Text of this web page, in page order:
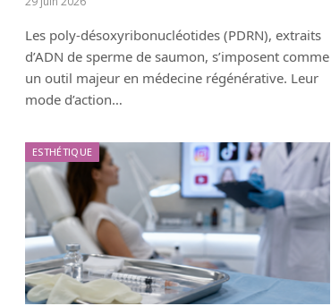
Les poly-désoxyribonucléotides (PDRN), extraits
d’ADN de sperme de saumon, s’imposent comme
un outil majeur en médecine régénérative. Leur
mode d’action…
ESTHÉTIQUE